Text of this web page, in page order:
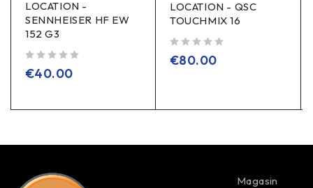
LOCATION -
SENNHEISER HF EW
152 G3
€40.00
LOCATION - QSC
TOUCHMIX 16
€80.00
Magasin